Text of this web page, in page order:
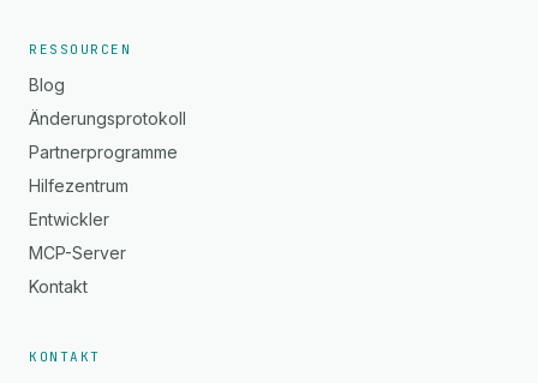
RESSOURCEN
Blog
Änderungsprotokoll
Partnerprogramme
Hilfezentrum
Entwickler
MCP-Server
Kontakt
KONTAKT